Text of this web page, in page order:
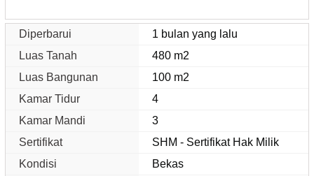
Diperbarui
1 bulan yang lalu
Luas Tanah
480 m2
Luas Bangunan
100 m2
Kamar Tidur
4
Kamar Mandi
3
Sertifikat
SHM - Sertifikat Hak Milik
Kondisi
Bekas